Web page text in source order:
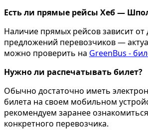
Есть ли прямые рейсы Хеб —
Наличие прямых рейсов зависит от
предложений перевозчиков —
можно проверить на GreenBus -
Нужно ли распечатывать билет?
Обычно достаточно иметь
билета на своем мобильном
рекомендуем заранее
конкретного перевозчика.